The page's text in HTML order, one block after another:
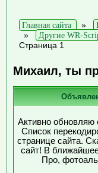
Главная сайта »
»
Другие WR-
Страница 1
Михаил, ты
Активно обновляю
Список
странице сайта.
сайт! В
Про,